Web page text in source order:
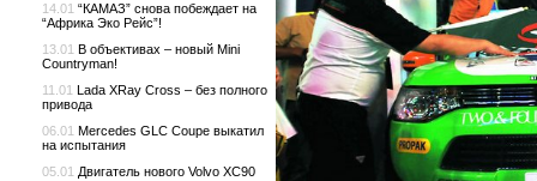
14.01 “КАМАЗ” снова побеждает на
“Африка Эко Рейс”!
13.01 В объективах – новый Mini
Countryman!
11.01 Lada XRay Cross – без полного
привода
06.01 Mercedes GLC Coupe выкатил
на испытания
05.01 Двигатель нового Volvo XC90